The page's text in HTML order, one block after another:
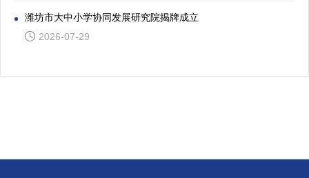
潍坊市大中小学协同发展研究院揭牌成立
2026-07-29